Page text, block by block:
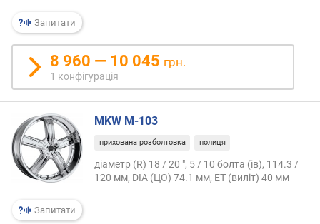
Запитати
8 960 — 10 045 грн.
1 конфігурація
Запитати
MKW M-103
прихована розболтовка полиця
діаметр (R) 18 / 20 ", 5 / 10 болта (ів), 114.3 /
120 мм, DIA (ЦО) 74.1 мм, ET (виліт) 40 мм